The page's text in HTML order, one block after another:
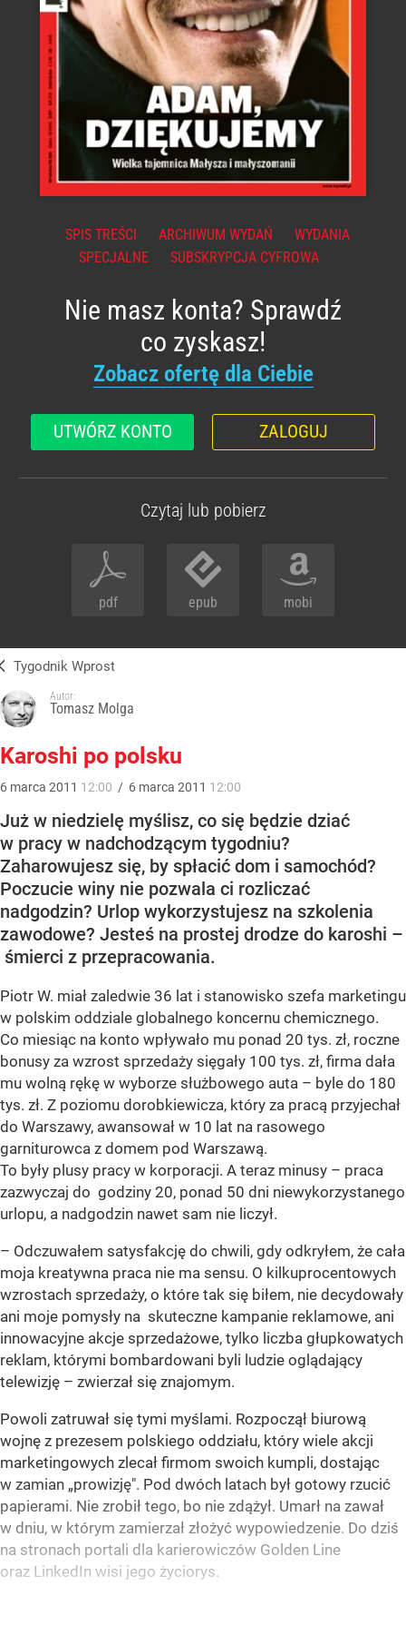
SPIS TREŚCI ARCHIWUM WYDAŃ
WYDANIA
SPECJALNE
SUBSKRYPCJA CYFROWA
Nie masz konta? Sprawdź
co zyskasz!
Zobacz ofertę dla Ciebie
UTWÓRZ KONTO ZALOGUJ
Czytaj lub pobierz
pdf epub mobi
Tygodnik Wprost
Autor:
Tomasz Molga
Karoshi po polsku
6 marca 2011 12:00 / 6 marca 2011 12:00
Już w niedzielę myślisz, co się będzie dziać
w pracy w nadchodzącym tygodniu?
Zaharowujesz się, by spłacić dom i samochód?
Poczucie winy nie pozwala ci rozliczać
nadgodzin? Urlop wykorzystujesz na szkolenia
zawodowe? Jesteś na prostej drodze do karoshi –
śmierci z przepracowania.
Piotr W. miał zaledwie 36 lat i stanowisko szefa marketingu
w polskim oddziale globalnego koncernu chemicznego.
Co miesiąc na konto wpływało mu ponad 20 tys. zł, roczne
bonusy za wzrost sprzedaży sięgały 100 tys. zł, firma dała
mu wolną rękę w wyborze służbowego auta – byle do 180
tys. zł. Z poziomu dorobkiewicza, który za pracą przyjechał
do Warszawy, awansował w 10 lat na rasowego
garniturowca z domem pod Warszawą.
To były plusy pracy w korporacji. A teraz minusy – praca
zazwyczaj do godziny 20, ponad 50 dni niewykorzystanego
urlopu, a nadgodzin nawet sam nie liczył.
– Odczuwałem satysfakcję do chwili, gdy odkryłem, że cała
moja kreatywna praca nie ma sensu. O kilkuprocentowych
wzrostach sprzedaży, o które tak się biłem, nie decydowały
ani moje pomysły na skuteczne kampanie reklamowe, ani
innowacyjne akcje sprzedażowe, tylko liczba głupkowatych
reklam, którymi bombardowani byli ludzie oglądający
telewizję – zwierzał się znajomym.
Powoli zatruwał się tymi myślami. Rozpoczął biurową
wojnę z prezesem polskiego oddziału, który wiele akcji
marketingowych zlecał firmom swoich kumpli, dostając
w zamian „prowizję". Pod dwóch latach był gotowy rzucić
papierami. Nie zrobił tego, bo nie zdążył. Umarł na zawał
w dniu, w którym zamierzał złożyć wypowiedzenie. Do dziś
na stronach portali dla karierowiczów Golden Line
oraz LinkedIn wisi jego życiorys.